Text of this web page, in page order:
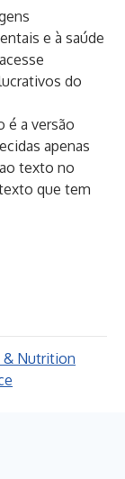
e à saúde
do
é a versão
apenas
texto no
que tem
& Nutrition